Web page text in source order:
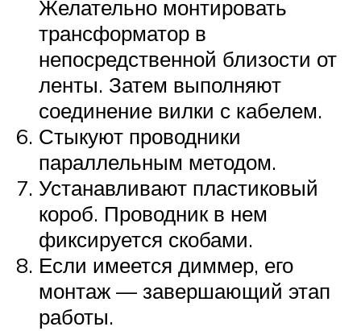
Желательно монтировать
трансформатор в
непосредственной близости от
ленты. Затем выполняют
соединение вилки с кабелем.
Стыкуют проводники
параллельным методом.
Устанавливают пластиковый
короб. Проводник в нем
фиксируется скобами.
Если имеется диммер, его
монтаж — завершающий этап
работы.